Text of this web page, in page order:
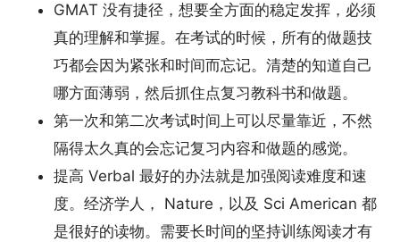
GMAT 没有捷径，想要全方面的稳定发挥，必须
真的理解和掌握。在考试的时候，所有的做题技
巧都会因为紧张和时间而忘记。清楚的知道自己
哪方面薄弱，然后抓住点复习教科书和做题。
第一次和第二次考试时间上可以尽量靠近，不然
隔得太久真的会忘记复习内容和做题的感觉。
提高 Verbal 最好的办法就是加强阅读难度和速
度。经济学人， Nature，以及 Sci American 都
是很好的读物。需要长时间的坚持训练阅读才有